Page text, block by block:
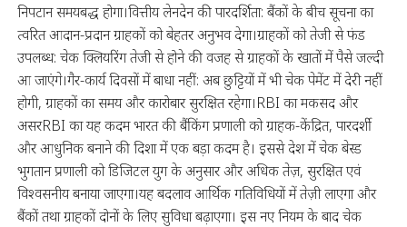
निपटान समयबद्ध होगा।वित्तीय लेनदेन की पारदर्शिता: बैंकों के बीच सूचना का
त्वरित आदान-प्रदान ग्राहकों को बेहतर अनुभव देगा।ग्राहकों को तेजी से फंड
उपलब्ध: चेक क्लियरिंग तेजी से होने की वजह से ग्राहकों के खातों में पैसे जल्दी
आ जाएंगे।गैर-कार्य दिवसों में बाधा नहीं: अब छुट्टियों में भी चेक पेमेंट में देरी नहीं
होगी, ग्राहकों का समय और कारोबार सुरक्षित रहेगा।RBI का मकसद और
असरRBI का यह कदम भारत की बैंकिंग प्रणाली को ग्राहक-केंद्रित, पारदर्शी
और आधुनिक बनाने की दिशा में एक बड़ा कदम है। इससे देश में चेक बेस्ड
भुगतान प्रणाली को डिजिटल युग के अनुसार और अधिक तेज़, सुरक्षित एवं
विश्वसनीय बनाया जाएगा।यह बदलाव आर्थिक गतिविधियों में तेज़ी लाएगा और
बैंकों तथा ग्राहकों दोनों के लिए सुविधा बढ़ाएगा। इस नए नियम के बाद चेक